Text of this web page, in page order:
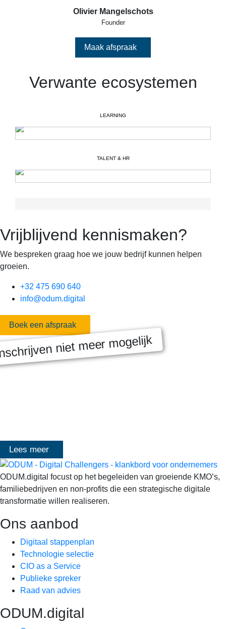
Olivier Mangelschots
Founder
Maak afspraak
Verwante ecosystemen
LEARNING
TALENT & HR
Vrijblijvend kennismaken?
We bespreken graag hoe we jouw bedrijf kunnen helpen
groeien.
+32 475 690 640
info@odum.digital
Boek een afspraak
niet meer mogelijk
MASTERCLASS 2025
Lees meer
ODUM.digital focust op het begeleiden van groeiende KMO’s,
familiebedrijven en non-profits die een strategische digitale
transformatie willen realiseren.
Ons aanbod
Digitaal stappenplan
Technologie selectie
CIO as a Service
Publieke spreker
Raad van advies
ODUM.digital